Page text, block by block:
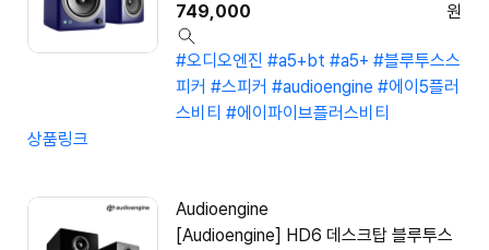
749,000
원
#오디오엔진 #a5+bt #a5+ #블루투스스
피커 #스피커 #audioengine #에이5플러
스비티 #에이파이브플러스비티
상품링크
Audioengine
[Audioengine] HD6 데스크탑 블루투스